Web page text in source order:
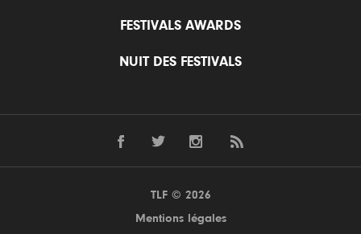
FESTIVALS AWARDS
NUIT DES FESTIVALS
TLF © 2026
Mentions légales